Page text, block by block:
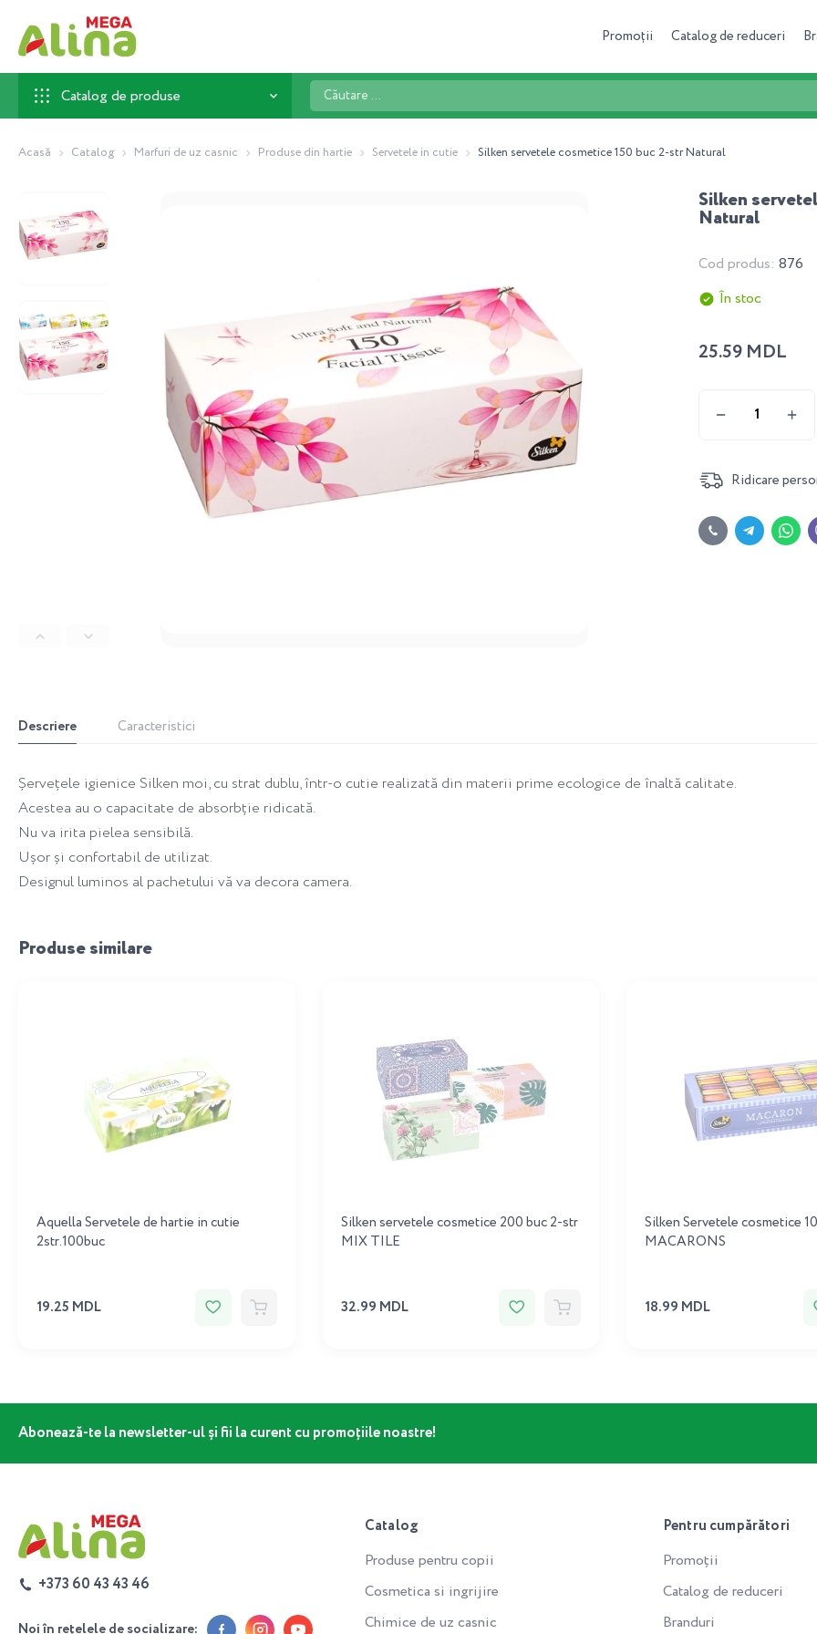
Promoții Catalog de reduceri
Catalog de produse
Căutare
...
Acasă Catalog Marfuri de uz casnic Produse din hartie Servetele in cutie Silken servetele cosmetice 150 buc 2-str Natural
Silken
Natural
Cod produs: 876
În stoc
25.59 MDL
Ridicare
Descriere Caracteristici
Șervețele igienice Silken moi, cu strat dublu, într-o cutie realizată din materii prime ecologice de înaltă calitate.
Acestea au o capacitate de absorbție ridicată.
Nu va irita pielea sensibilă.
Ușor și confortabil de utilizat.
Designul luminos al pachetului vă va decora camera.
Produse similare
Aquella Servetele de hartie in cutie
2str.100buc
19.25 MDL
Silken servetele cosmetice 200 buc 2-str
MIX TILE
32.99 MDL
Silken Servetele cosmetice
MACARONS
18.99 MDL
Abonează-te la newsletter-ul și fii la curent cu promoțiile noastre!
+373 60 43 43 46
Noi în rețelele de socializare:
Catalog
Produse pentru copii
Cosmetica si ingrijire
Chimice de uz casnic
Pentru cumpărători
Promoții
Catalog de reduceri
Branduri